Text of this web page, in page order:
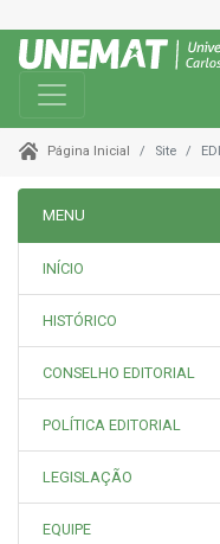
Toggle navigation
Página Inicial Site
MENU
INÍCIO
HISTÓRICO
CONSELHO EDITORIAL
POLÍTICA EDITORIAL
LEGISLAÇÃO
EQUIPE